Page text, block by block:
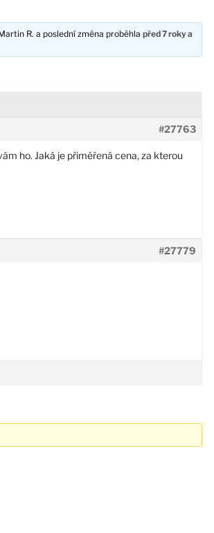
R. a poslední změna proběhlapřed 7 roky a
#27763
ho. Jaká je přiměřená cena, za kterou
#27779